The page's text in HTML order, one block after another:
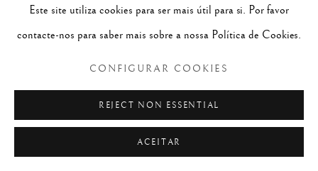
,Índia Mogol, séc. XVII
comp.: 35.0 cm
Este site utiliza cookies para ser mais útil para si. Por favor
contacte-nos para saber mais sobre a nossa Política de Cookies.
CONFIGURAR COOKIES
REJECT NON ESSENTIAL
ACEITAR